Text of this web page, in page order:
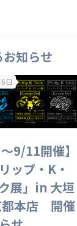
知らせ
日
9/11開催】
ップ・K・
展」in 大垣
都本店 開催